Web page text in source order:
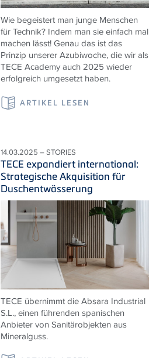
Wie begeistert man junge Menschen
für Technik? Indem man sie einfach mal
machen lässt! Genau das ist das
Prinzip unserer Azubiwoche, die wir als
TECE Academy auch 2025 wieder
erfolgreich umgesetzt haben.
ARTIKEL LESEN
14.03.2025 – STORIES
TECE expandiert international:
Strategische Akquisition für
Duschentwässerung
TECE übernimmt dieAbsara Industrial
S.L., einen führenden spanischen
Anbieter von Sanitärobjekten aus
Mineralguss.